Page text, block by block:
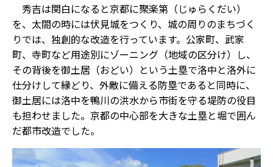
秀吉は関白になると京都に聚楽第（じゅらくだい）
を、太閤の時には伏見城をつくり、城の周りのまちづく
りでは、独創的な改造を行っています。公家町、武家
町、寺町など用途別にゾーニング（地域の区分け）し、
その背後を御土居（おどい）という土塁で洛中と洛外に
仕分けして縁どり、外敵に備える防塁であると同時に、
御土居には洛中を鴨川の洪水から市街を守る堤防の役目
も担わせました。京都の中心部を大きな土塁と堀で囲ん
だ都市改造でした。